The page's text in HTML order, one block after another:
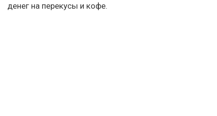
денег на перекусы и кофе.